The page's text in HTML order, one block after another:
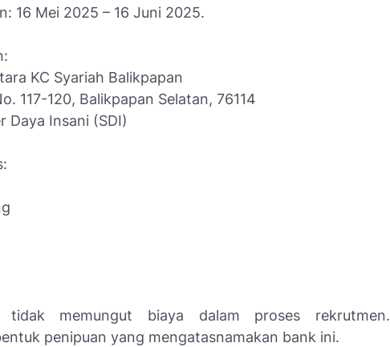
16 Mei 2025 – 16 Juni 2025.
KC Syariah Balikpapan
117-120, Balikpapan Selatan, 76114
Daya Insani (SDI)
tidak memungut biaya dalam proses rekrutmen.
penipuan yang mengatasnamakan bank ini.